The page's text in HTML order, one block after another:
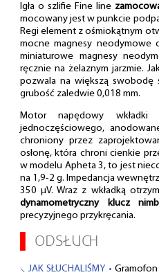
Igła o szlifie Fine line
mocowany jest w punkcie
Regi element z ośmiokątnym
mocne magnesy neodymowe
miniaturowe magnesy
ręcznie na żelaznym jarzmie.
pozwala na większą swobodę
grubość zaledwie 0,018 mm.
Motor napędowy
jednoczęściowego,
chroniony przez
osłonę, która chroni cienkie
w modelu Apheta 3, to jest
na 1,9-2 g. Impedancja
350 μV. Wraz z wkładką
dynamometryczny klucz
precyzyjnego przykręcania.
ODSŁUCH
⸜ JAK SŁUCHALIŚMY •